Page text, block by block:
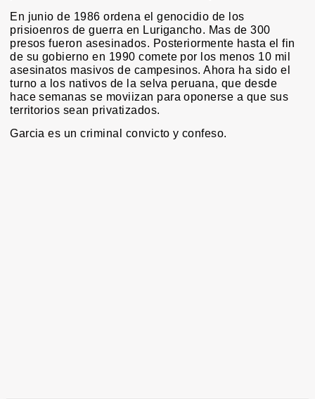
En junio de 1986 ordena el genocidio de los
prisioenros de guerra en Lurigancho. Mas de 300
presos fueron asesinados. Posteriormente hasta el fin
de su gobierno en 1990 comete por los menos 10 mil
asesinatos masivos de campesinos. Ahora ha sido el
turno a los nativos de la selva peruana, que desde
hace semanas se moviizan para oponerse a que sus
territorios sean privatizados.
Garcia es un criminal convicto y confeso.